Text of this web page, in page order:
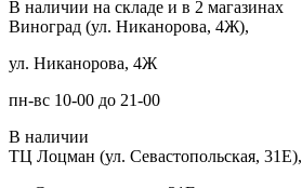
В наличии на складе и в 2 магазинах
Виноград (ул. Никанорова, 4Ж),
ул. Никанорова, 4Ж
пн-вс 10-00 до 21-00
В наличии
ТЦ Лоцман (ул. Севастопольская, 31Е),